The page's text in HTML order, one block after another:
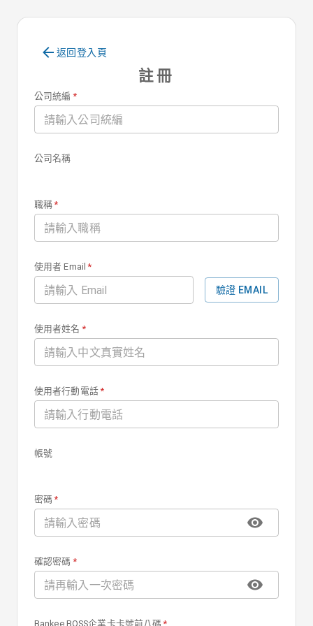
返回登入頁
註冊
公司統編 *
公司名稱
職稱 *
使用者 Email *
驗證 EMAIL
使用者姓名 *
使用者行動電話 *
帳號
密碼 *
確認密碼 *
Bankee BOSS企業卡卡號前八碼 *